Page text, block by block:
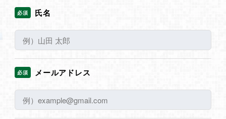
必須 氏名
必須 メールアドレス